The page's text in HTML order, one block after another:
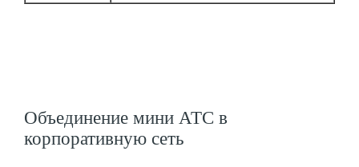
Объединение мини АТС в
корпоративную сеть